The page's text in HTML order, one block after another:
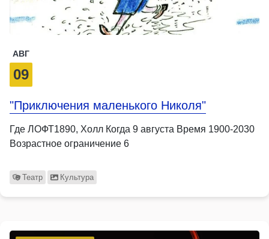
АВГ
09
"Приключения маленького Николя"
Где ЛОФТ1890, Холл Когда 9 августа Время 1900-2030
Возрастное ограничение 6
Театр Культура